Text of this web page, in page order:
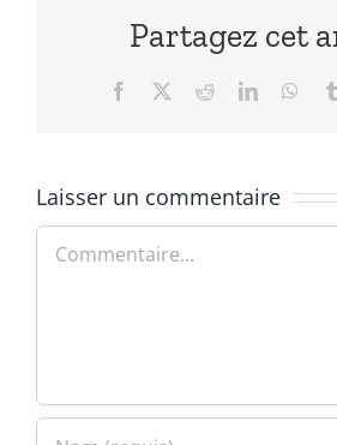
Partagez cet
Facebook RedditLinkedIn
Laisser un commentaire
Commentaire